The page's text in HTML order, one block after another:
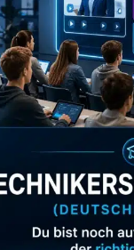
Zum